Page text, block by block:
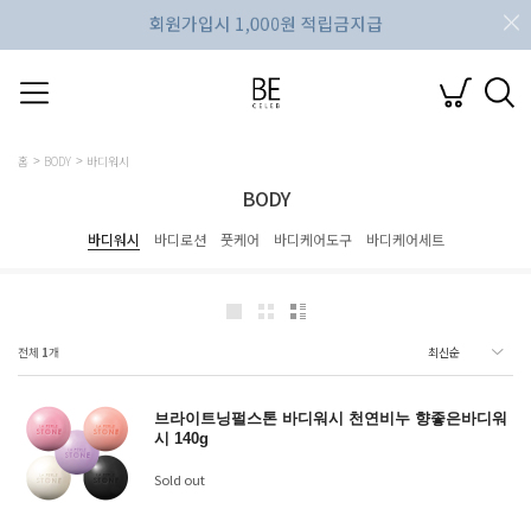
홈 BODY 바디워시
BODY
바디워시 바디로션 풋케어 바디케어도구 바디케어세트
전체 1개
브라이트닝펄스톤 바디워시 천연비누 향좋은바디워
시 140g
Sold out